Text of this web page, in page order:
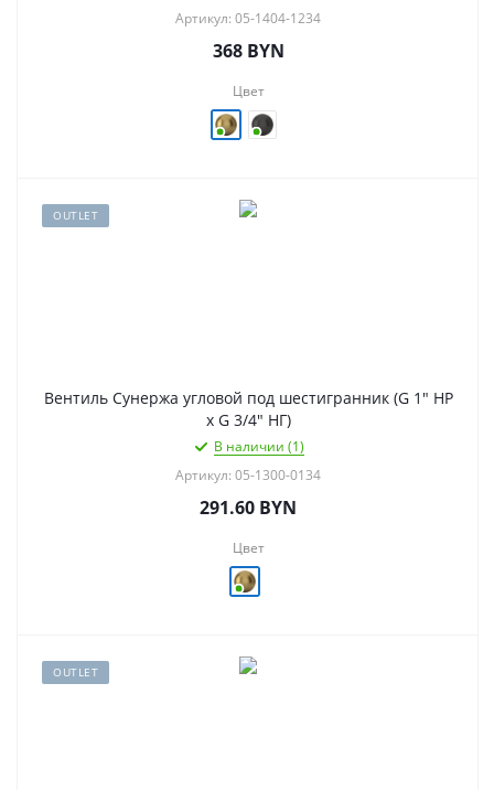
Артикул: 05-1404-1234
368BYN
Цвет
OUTLET
Вентиль Сунержа угловой под шестигранник (G 1" НР
х G 3/4" НГ)
В наличии (1)
Артикул: 05-1300-0134
291.60 BYN
Цвет
OUTLET